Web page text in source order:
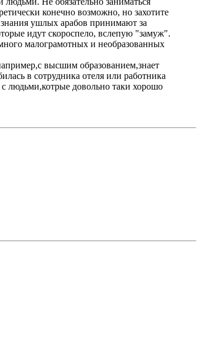
конечно возможно, но захотите
ушлых арабов принимают за
идут скороспело, вслепую "замуж".
малограмотных и необразованных
высшим образованием,знает
в сотрудника отеля или работника
людьми,котрые довольно таки хорошо